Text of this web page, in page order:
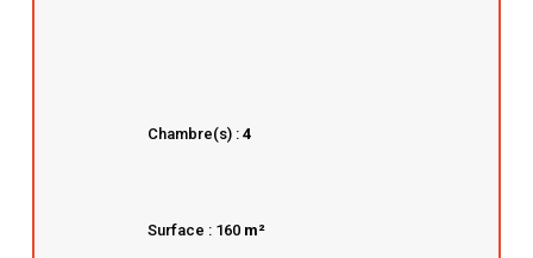
Chambre(s) :4
Surface : 160 m²